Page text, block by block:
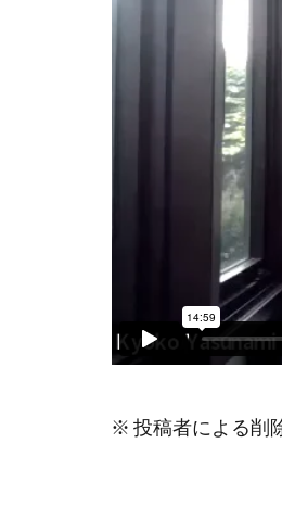
※ 投稿者による削